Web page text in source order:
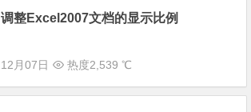
调整Excel2007文档的显示比例
12月07日 热度2,539 ℃